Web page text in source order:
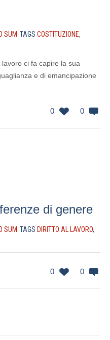
SUM TAGS COSTITUZIONE,
ci fa capire la sua
e di emancipazione
0 0
di genere
SUM TAGS DIRITTO AL LAVORO,
0 0